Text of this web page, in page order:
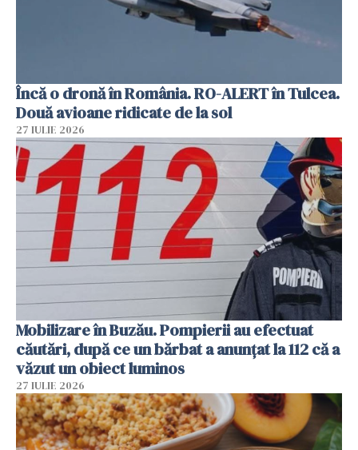
Încă o dronă în România. RO-ALERT în Tulcea.
Două avioane ridicate de la sol
27 IULIE 2026
Mobilizare în Buzău. Pompierii au efectuat
căutări, după ce un bărbat a anunțat la 112 că a
văzut un obiect luminos
27 IULIE 2026